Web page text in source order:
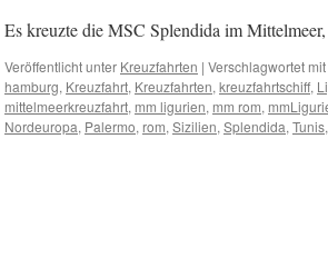
Es kreuzte die MSC Splendida im
Veröffentlicht unter Kreuzfahrten | Verschlagwortet mit
hamburg, Kreuzfahrt, Kreuzfahrten, kreuzfahrtschiff,
mittelmeerkreuzfahrt, mm ligurien, mm rom,
Nordeuropa, Palermo, rom, Sizilien, Splendida, Tunis,